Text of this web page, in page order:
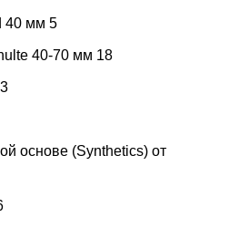
40 мм 5
40-70 мм 18
3
основе (Synthetics) от